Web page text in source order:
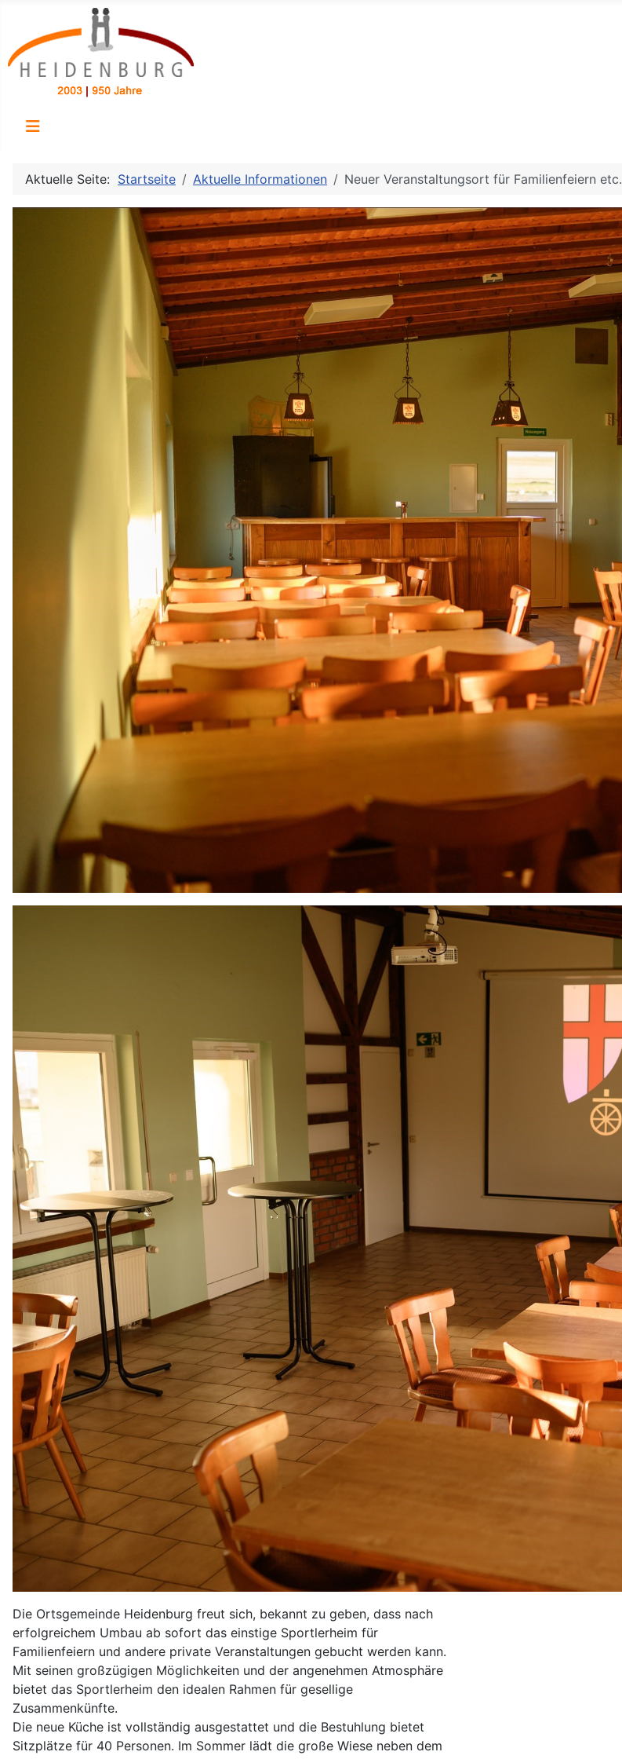
Aktuelle Seite: Startseite Aktuelle Informationen Neuer Veranstaltungsort für Familienfeiern etc.
Die Ortsgemeinde Heidenburg freut sich, bekannt zu geben, dass nach
erfolgreichem Umbau ab sofort das einstige Sportlerheim für
Familienfeiern und andere private Veranstaltungen gebucht werden kann.
Mit seinen großzügigen Möglichkeiten und der angenehmen Atmosphäre
bietet das Sportlerheim den idealen Rahmen für gesellige
Zusammenkünfte.
Die neue Küche ist vollständig ausgestattet und die Bestuhlung bietet
Sitzplätze für 40 Personen. Im Sommer lädt die große Wiese neben dem